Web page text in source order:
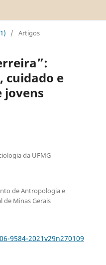
/ Artigos
cuidado e
jovens
da UFMG
de Antropologia e
de Minas Gerais
9584-2021v29n270109